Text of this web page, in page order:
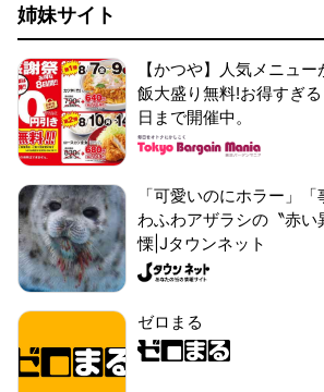
姉妹サイト
【かつや】人気メニュ
飯大盛り無料!お得すぎ
日まで開催中。
「可愛いのにホラー」
わふわアザラシの〝赤
慄|Jタウンネット
ゼロまる